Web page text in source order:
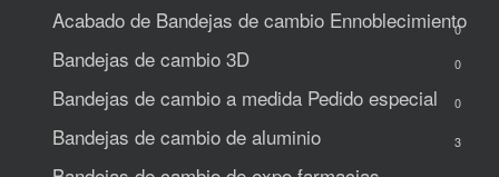
Acabado de Bandejas de cambio Ennoblecimiento
0
Bandejas de cambio 3D 0
Bandejas de cambio a medida Pedido especial 0
Bandejas de cambio de aluminio 3